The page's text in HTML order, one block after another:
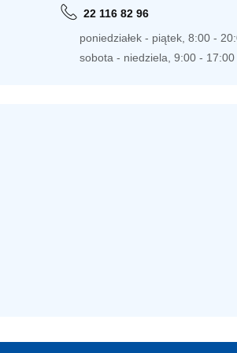
22 116 82 96
poniedziałek - piątek, 8:00 -
sobota - niedziela, 9:00 - 17:00